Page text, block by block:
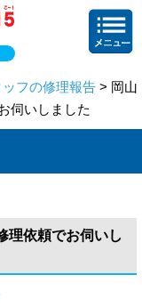
ッフの修理報告 > 岡山
伺いしました
理依頼でお伺いし